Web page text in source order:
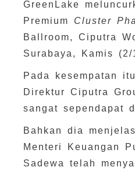
GreenLake
Premium Cluster
Ballroom, Ciputra
Surabaya, Kamis (2/
Pada kesempatan
Direktur Ciputra
sangat sependapat
Bahkan dia
Menteri Keuangan
Sadewa telah